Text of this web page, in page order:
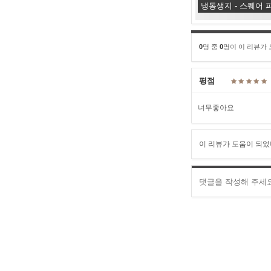
냉동생지 - 스퀘어
0명 중 0명이 이 리뷰가
평점
너무좋아요
이 리뷰가 도움이 되